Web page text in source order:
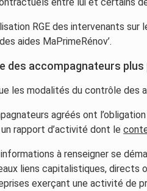
RGE des intervenants
aides MaPrimeRénov’.
des accompagnateurs plus
les modalités du contrôle des
agréés ont
rapport d’activité dont le
à renseigner se
liens capitalistiques,
exerçant une activité de